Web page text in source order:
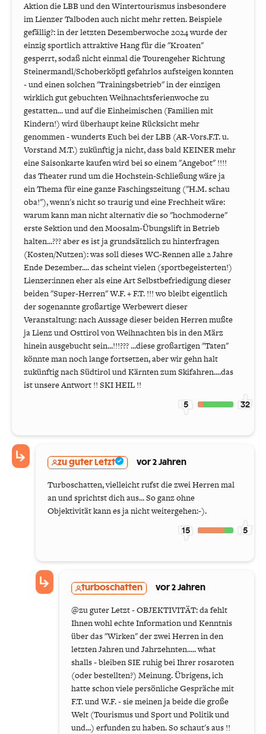
Aktion die LBB und den Wintertourismus insbesondere
im Lienzer Talboden auch nicht mehr retten. Beispiele
gefällig?: in der letzten Dezemberwoche 2024 wurde der
einzig sportlich attraktive Hang für die "Kroaten"
gesperrt, sodaß nicht einmal die Tourengeher Richtung
Steinermandl/Schoberköpfl gefahrlos aufsteigen konnten
- und einen solchen "Trainingsbetrieb" in der einzigen
wirklich gut gebuchten Weihnachtsferienwoche zu
gestatten... und auf die Einheimischen (Familien mit
Kindern!) wird überhaupt keine Rücksicht mehr
genommen - wunderts Euch bei der LBB (AR-Vors.F.T. u.
Vorstand M.T.) zukünftig ja nicht, dass bald KEINER mehr
eine Saisonkarte kaufen wird bei so einem "Angebot" !!!!
das Theater rund um die Hochstein-Schließung wäre ja
ein Thema für eine ganze Faschingszeitung ("H.M. schau
oba!"), wenn's nicht so traurig und eine Frechheit wäre:
warum kann man nicht alternativ die so "hochmoderne"
erste Sektion und den Moosalm-Übungslift in Betrieb
halten...??? aber es ist ja grundsätzlich zu hinterfragen
(Kosten/Nutzen): was soll dieses WC-Rennen alle 2 Jahre
Ende Dezember.... das scheint vielen (sportbegeisterten!)
Lienzer:innen eher als eine Art Selbstbefriedigung dieser
beiden "Super-Herren" W.F. + F.T. !!! wo bleibt eigentlich
der sogenannte großartige Werbewert dieser
Veranstaltung: nach Aussage dieser beiden Herren mußte
ja Lienz und Osttirol von Weihnachten bis in den März
hinein ausgebucht sein...!!!??? ...diese großartigen "Taten"
könnte man noch lange fortsetzen, aber wir gehn halt
zukünftig nach Südtirol und Kärnten zum Skifahren....das
ist unsere Antwort !! SKI HEIL !!
5 32
zu guter Letzt vor 2 Jahren
Turboschatten, vielleicht rufst die zwei Herren mal
an und sprichtst dich aus... So ganz ohne
Objektivität kann es ja nicht weitergehen:-).
15 5
turboschatten vor 2 Jahren
@zu guter Letzt - OBJEKTIVITÄT: da fehlt
Ihnen wohl echte Information und Kenntnis
über das "Wirken" der zwei Herren in den
letzten Jahren und Jahrzehnten..... what
shalls - bleiben SIE ruhig bei Ihrer rosaroten
(oder bestellten?) Meinung. Übrigens, ich
hatte schon viele persönliche Gespräche mit
F.T. und W.F. - sie meinen ja beide die große
Welt (Tourismus und Sport und Politik und
und...) erfunden zu haben. So schaut's aus !!